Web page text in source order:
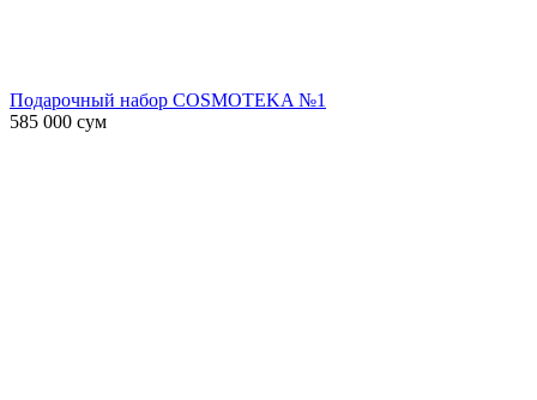
Подарочный набор COSMOTEKA №1
585 000 сум